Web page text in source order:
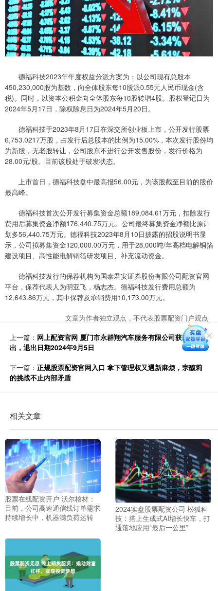
德福科技2023年年度权益分派方案为：以公司现有总股本
450,230,000股为基数，向全体股东每10股派0.55元人民币现金(含
税)。同时，以资本公积金向全体股东每10股转增4股。股权登记日为
2024年5月17日，除权除息日为2024年5月20日。
德福科技于2023年8月17日在深交所创业板上市，公开发行股票
6,753.0217万股，占发行后总股本的比例为15.00%，本次发行股份均
为新股，无老股转让，公司股东不进行公开发售股份，发行价格为
28.00元/股。目前该股处于破发状态。
上市首日，德福科技盘中最高报56.00元，为该股截至目前的股价
最高峰。
德福科技首次公开发行募集资金总额189,084.61万元，扣除发行
费用后募集资金净额176,440.75万元。公司最终募集资金净额比原计
划多56,440.75万元。德福科技2023年8月10日披露的招股说明书显
示，公司拟募集资金120,000.00万元，用于28,000吨/年高档电解铜箔
建设项目、高性能电解铜箔研发项目、补充流动资金。
德福科技发行的保荐机构为国泰君安证券股份有限公司配资官网
平台，保荐代表人为明亚飞，杨志杰。德福科技发行费用总额为
12,643.86万元，其中保荐及承销费用10,173.00万元。
文章为作者独立观点，不代表股票配资门户观点
上一篇： 网上配资官网 厦门市永群翔汽车服务有限公司获准退
出，退出日期2024年9月5日
下一篇： 正规股票配资官网入口 拿下管理权又遇新麻烦，宗馥莉
的挑战不止内部矛盾
相关文章
股票在线配资开户 沃尔核材：
目前，公司高速通信线订单需求
持续增长中，机器满负荷运转
2024实盘股票配资公司 松狐科
技：搭上生成式AI增长快车，打
通落地应用“最后一公里”